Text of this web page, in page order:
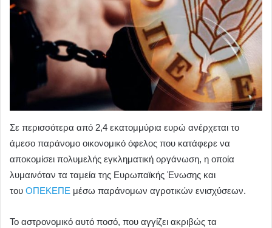
Σε περισσότερα από 2,4 εκατομμύρια ευρώ ανέρχεται το
άμεσο παράνομο οικονομικό όφελος που κατάφερε να
αποκομίσει πολυμελής εγκληματική οργάνωση, η οποία
λυμαινόταν τα ταμεία της Ευρωπαϊκής Ένωσης και
του ΟΠΕΚΕΠΕ μέσω παράνομων αγροτικών ενισχύσεων.
Το αστρονομικό αυτό ποσό, που αγγίζει ακριβώς τα